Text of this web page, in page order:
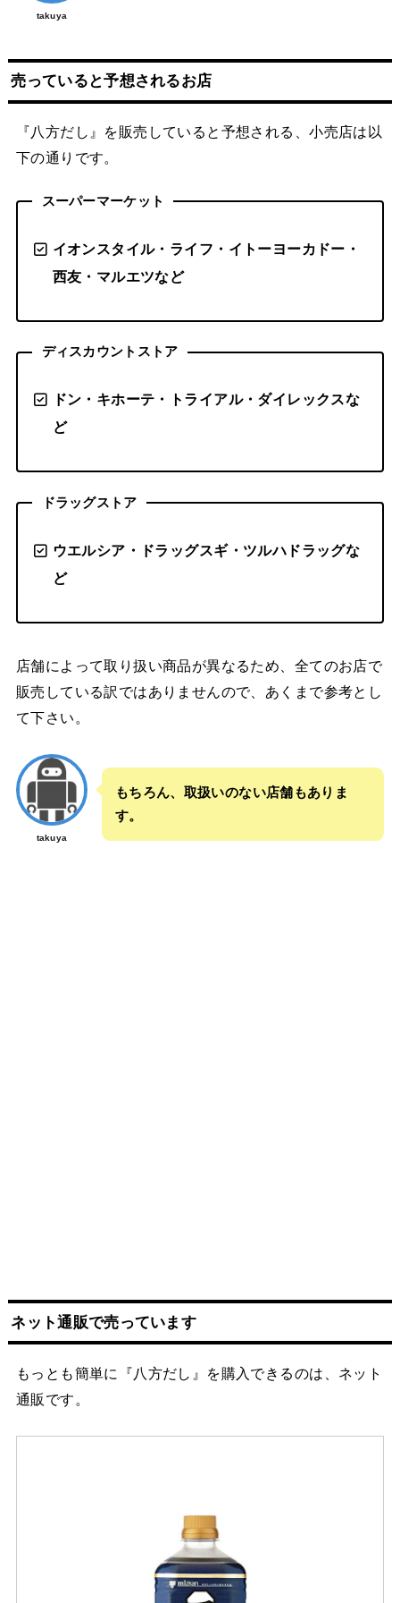
takuya
売っていると予想されるお店
『八方だし』を販売していると予想される、小売店は以
下の通りです。
スーパーマーケット
イオンスタイル・ライフ・イトーヨーカドー・
西友・マルエツなど
ディスカウントストア
ドン・キホーテ・トライアル・ダイレックスな
ど
ドラッグストア
ウエルシア・ドラッグスギ・ツルハドラッグな
ど
店舗によって取り扱い商品が異なるため、全てのお店で
販売している訳ではありませんので、あくまで参考とし
て下さい。
takuya
もちろん、取扱いのない店舗もありま
す。
ネット通販で売っています
もっとも簡単に『八方だし』を購入できるのは、ネット
通販です。